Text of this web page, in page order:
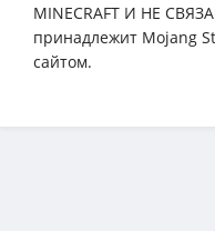
MINECRAFT И НЕ
принадлежит Mojang
сайтом.